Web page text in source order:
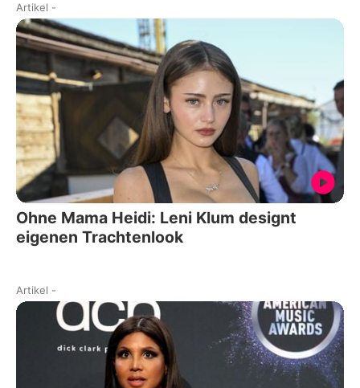
Artikel -
Ohne Mama Heidi: Leni Klum designt
eigenen Trachtenlook
Artikel -